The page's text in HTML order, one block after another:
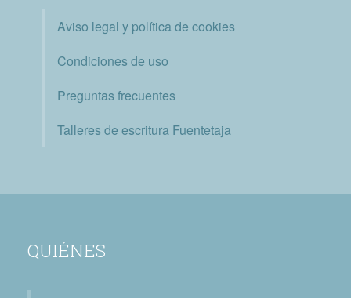
Aviso legal y política de cookies
Condiciones de uso
Preguntas frecuentes
Talleres de escritura Fuentetaja
QUIÉNES